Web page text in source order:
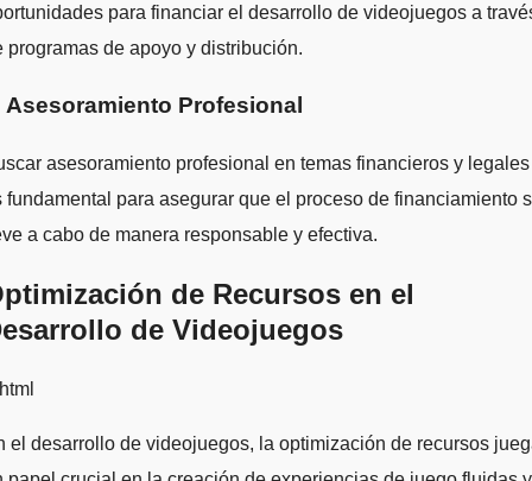
para financiar el desarrollo de videojuegos a
programas de apoyo y distribución.
Asesoramiento Profesional
asesoramiento profesional en temas financieros y legales
fundamental para asegurar que el proceso de financiamiento
a cabo de manera responsable y efectiva.
de Recursos en el
de Videojuegos
el desarrollo de videojuegos, la optimización de recursos